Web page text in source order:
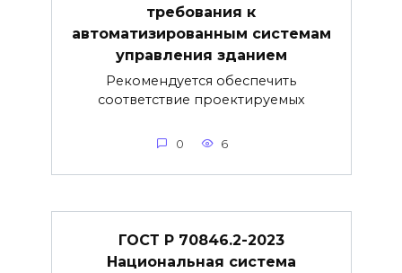
требования к
автоматизированным системам
управления зданием
Рекомендуется обеспечить
соответствие проектируемых
0 6
ГОСТ Р 70846.2-2023
Национальная система